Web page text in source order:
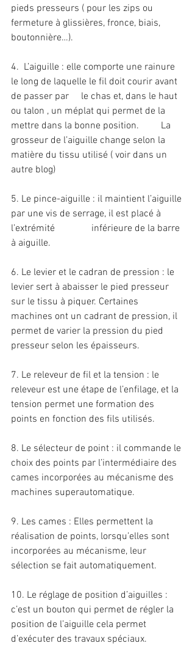
pieds presseurs ( pour les zips ou
fermeture à glissières, fronce, biais,
boutonnière…).
4.  L’aiguille : elle comporte une rainure
le long de laquelle le fil doit courir avant
de passer par     le chas et, dans le haut
ou talon , un méplat qui permet de la
mettre dans la bonne position.         La
grosseur de l’aiguille change selon la
matière du tissu utilisé ( voir dans un
autre blog)
5. Le pince-aiguille : il maintient l’aiguille
par une vis de serrage, il est placé à
l’extrémité               inférieure de la barre
à aiguille.
6. Le levier et le cadran de pression : le
levier sert à abaisser le pied presseur
sur le tissu à piquer. Certaines
machines ont un cadrant de pression, il
permet de varier la pression du pied
presseur selon les épaisseurs.
7. Le releveur de fil et la tension : le
releveur est une étape de l’enfilage, et la
tension permet une formation des
points en fonction des fils utilisés.
8. Le sélecteur de point : il commande le
choix des points par l’intermédiaire des
cames incorporées au mécanisme des
machines superautomatique.
9. Les cames : Elles permettent la
réalisation de points, lorsqu’elles sont
incorporées au mécanisme, leur
sélection se fait automatiquement.
10. Le réglage de position d’aiguilles :
c’est un bouton qui permet de régler la
position de l’aiguille cela permet
d’exécuter des travaux spéciaux.